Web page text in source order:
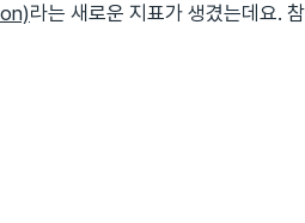
라는 새로운 지표가 생겼는데요.